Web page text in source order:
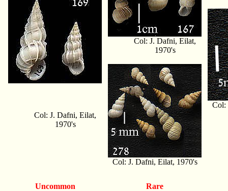
Col: J. Dafni, Eilat,
1970's
Col: J. Dafni, Eilat,
1970's
Col: J. Dafni, Eilat, 1970's
Col:
Uncommon
Rare